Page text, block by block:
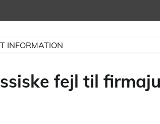
INFORMATION
fejl til